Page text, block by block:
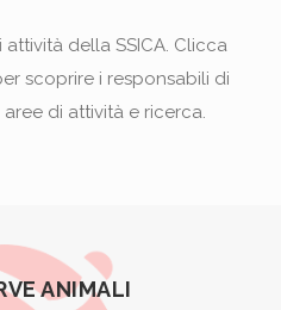
della SSICA. Clicca
scoprire i responsabili di
di attività e ricerca.
ANIMALI